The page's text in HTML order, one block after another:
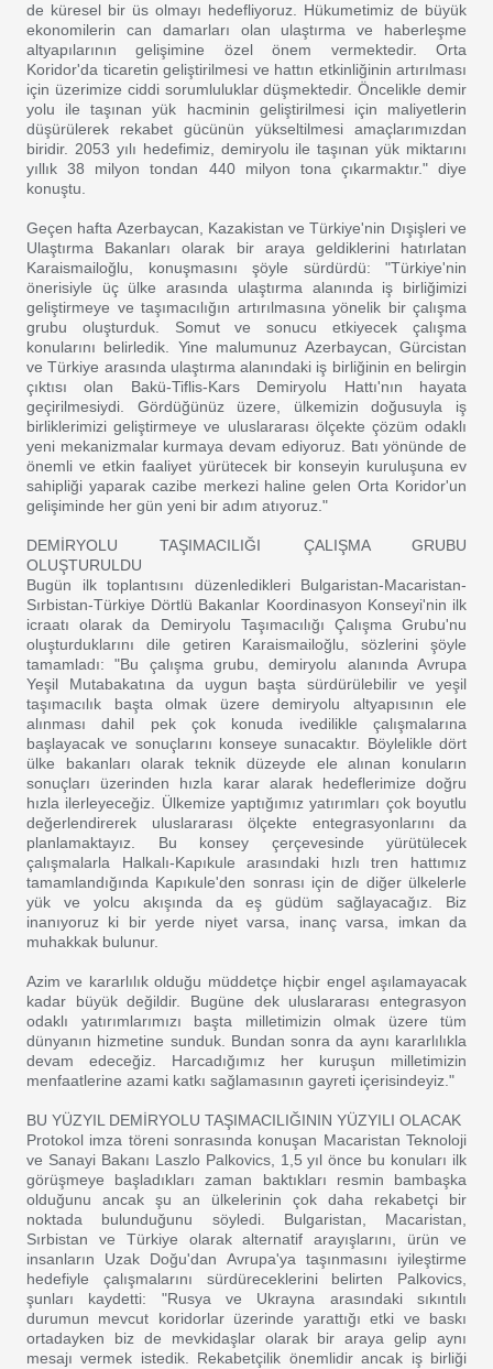
de küresel bir üs olmayı hedefliyoruz. Hükumetimiz de büyük
ekonomilerin can damarları olan ulaştırma ve haberleşme
altyapılarının gelişimine özel önem vermektedir. Orta
Koridor'da ticaretin geliştirilmesi ve hattın etkinliğinin artırılması
için üzerimize ciddi sorumluluklar düşmektedir. Öncelikle demir
yolu ile taşınan yük hacminin geliştirilmesi için maliyetlerin
düşürülerek rekabet gücünün yükseltilmesi amaçlarımızdan
biridir. 2053 yılı hedefimiz, demiryolu ile taşınan yük miktarını
yıllık 38 milyon tondan 440 milyon tona çıkarmaktır." diye
konuştu.
Geçen hafta Azerbaycan, Kazakistan ve Türkiye'nin Dışişleri ve
Ulaştırma Bakanları olarak bir araya geldiklerini hatırlatan
Karaismailoğlu, konuşmasını şöyle sürdürdü: "Türkiye'nin
önerisiyle üç ülke arasında ulaştırma alanında iş birliğimizi
geliştirmeye ve taşımacılığın artırılmasına yönelik bir çalışma
grubu oluşturduk. Somut ve sonucu etkiyecek çalışma
konularını belirledik. Yine malumunuz Azerbaycan, Gürcistan
ve Türkiye arasında ulaştırma alanındaki iş birliğinin en belirgin
çıktısı olan Bakü-Tiflis-Kars Demiryolu Hattı'nın hayata
geçirilmesiydi. Gördüğünüz üzere, ülkemizin doğusuyla iş
birliklerimizi geliştirmeye ve uluslararası ölçekte çözüm odaklı
yeni mekanizmalar kurmaya devam ediyoruz. Batı yönünde de
önemli ve etkin faaliyet yürütecek bir konseyin kuruluşuna ev
sahipliği yaparak cazibe merkezi haline gelen Orta Koridor'un
gelişiminde her gün yeni bir adım atıyoruz."
DEMİRYOLU TAŞIMACILIĞI ÇALIŞMA GRUBU
OLUŞTURULDU
Bugün ilk toplantısını düzenledikleri Bulgaristan-Macaristan-
Sırbistan-Türkiye Dörtlü Bakanlar Koordinasyon Konseyi'nin ilk
icraatı olarak da Demiryolu Taşımacılığı Çalışma Grubu'nu
oluşturduklarını dile getiren Karaismailoğlu, sözlerini şöyle
tamamladı: "Bu çalışma grubu, demiryolu alanında Avrupa
Yeşil Mutabakatına da uygun başta sürdürülebilir ve yeşil
taşımacılık başta olmak üzere demiryolu altyapısının ele
alınması dahil pek çok konuda ivedilikle çalışmalarına
başlayacak ve sonuçlarını konseye sunacaktır. Böylelikle dört
ülke bakanları olarak teknik düzeyde ele alınan konuların
sonuçları üzerinden hızla karar alarak hedeflerimize doğru
hızla ilerleyeceğiz. Ülkemize yaptığımız yatırımları çok boyutlu
değerlendirerek uluslararası ölçekte entegrasyonlarını da
planlamaktayız. Bu konsey çerçevesinde yürütülecek
çalışmalarla Halkalı-Kapıkule arasındaki hızlı tren hattımız
tamamlandığında Kapıkule'den sonrası için de diğer ülkelerle
yük ve yolcu akışında da eş güdüm sağlayacağız. Biz
inanıyoruz ki bir yerde niyet varsa, inanç varsa, imkan da
muhakkak bulunur.
Azim ve kararlılık olduğu müddetçe hiçbir engel aşılamayacak
kadar büyük değildir. Bugüne dek uluslararası entegrasyon
odaklı yatırımlarımızı başta milletimizin olmak üzere tüm
dünyanın hizmetine sunduk. Bundan sonra da aynı kararlılıkla
devam edeceğiz. Harcadığımız her kuruşun milletimizin
menfaatlerine azami katkı sağlamasının gayreti içerisindeyiz."
BU YÜZYIL DEMİRYOLU TAŞIMACILIĞININ YÜZYILI OLACAK
Protokol imza töreni sonrasında konuşan Macaristan Teknoloji
ve Sanayi Bakanı Laszlo Palkovics, 1,5 yıl önce bu konuları ilk
görüşmeye başladıkları zaman baktıkları resmin bambaşka
olduğunu ancak şu an ülkelerinin çok daha rekabetçi bir
noktada bulunduğunu söyledi. Bulgaristan, Macaristan,
Sırbistan ve Türkiye olarak alternatif arayışlarını, ürün ve
insanların Uzak Doğu'dan Avrupa'ya taşınmasını iyileştirme
hedefiyle çalışmalarını sürdüreceklerini belirten Palkovics,
şunları kaydetti: "Rusya ve Ukrayna arasındaki sıkıntılı
durumun mevcut koridorlar üzerinde yarattığı etki ve baskı
ortadayken biz de mevkidaşlar olarak bir araya gelip aynı
mesajı vermek istedik. Rekabetçilik önemlidir ancak iş birliği